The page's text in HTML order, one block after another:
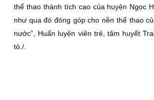
thể thao thành tích cao của huyện Ngọc
như qua đó đóng góp cho nền thể thao
nước”, Huấn luyện viên trẻ, tâm huyết
tỏ./.